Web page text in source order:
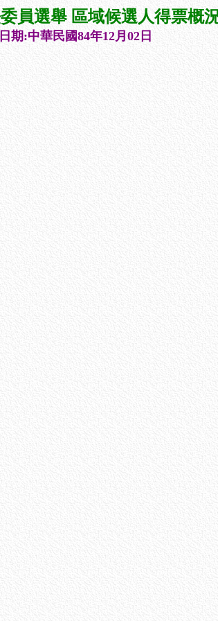
員選舉 區域候選人得票概
期:中華民國84年12月02日